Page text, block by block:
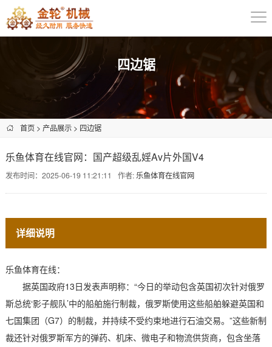
四边锯
首页> 产品展示> 四边锯
乐鱼体育在线官网：国产超级乱婬Av片外国V4
发布时间：2025-06-19 11:21:11 作者: 乐鱼体育在线官网
详细说明
乐鱼体育在线：
据英国政府13日发表声明称：“今日的举动包含英国初次针对俄罗
斯总统‘影子舰队’中的船舶施行制裁，俄罗斯使用这些船舶躲避英国和
七国集团（G7）的制裁，并持续不受约束地进行石油交易。”这些新制
裁还针对俄罗斯军方的弹药、机床、微电子和物流供货商，包含坐落